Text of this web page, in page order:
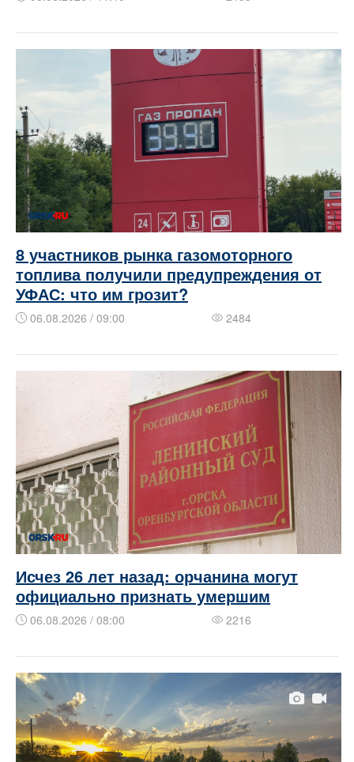
8 участников рынка газомоторного
топлива получили предупреждения от
УФАС: что им грозит?
06.08.2026 / 09:00 2484
Исчез 26 лет назад: орчанина могут
официально признать умершим
06.08.2026 / 08:00 2216